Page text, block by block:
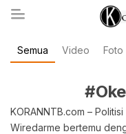
koranntb.com
Semua Video Foto
KORANNTB.com –
Wiredarme bertemu